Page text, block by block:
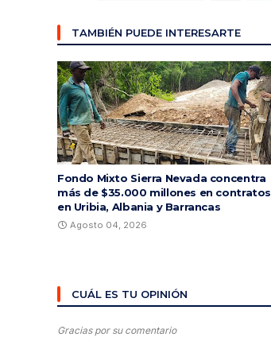
TAMBIÉN PUEDE INTERESARTE
Fondo Mixto Sierra Nevada concentra
más de $35.000 millones en contratos
en Uribia, Albania y Barrancas
Agosto 04, 2026
CUÁL ES TU OPINIÓN
Gracias por su comentario